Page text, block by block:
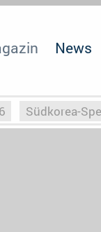
News
Südkorea-